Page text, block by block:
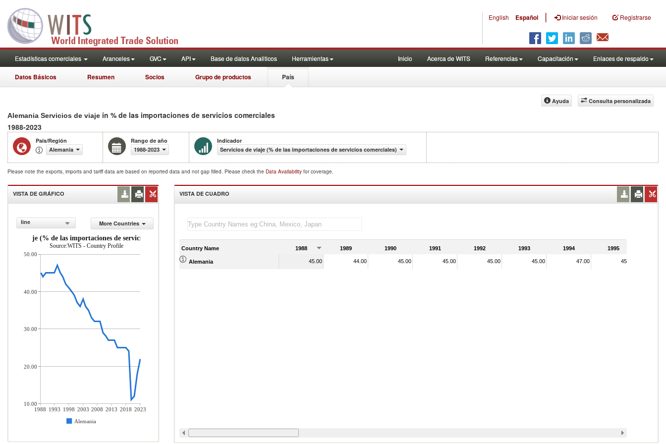
English Español | Iniciar sesión Registrarse
Estadísticas comerciales Aranceles GVC API Base de datos Analiticos Herramientas Inicio Acerca de WITS Referencias Capacitación Enlaces de respaldo
Datos Básicos Resumen Socios Grupo de productos País
Consulta personalizada
Ayuda
Alemania Servicios de viaje in % de las importaciones de servicios comerciales
1988-2023
País/Región
Alemania
Rango de año
1988-2023
Indicador
Servicios de viaje (% de las importaciones de servicios comerciales)
Please note the exports, imports and tariff data are based on reported data and not gap filled. Please check the Data Availability for coverage.
VISTA DE GRÁFICO
line
More Countries
de viaje (% de las importaciones de servicios comerciales)
Source:WITS - Country Profile
1988 1993 1998 2003 2008 2013 2018 2023
Alemania
50.00
40.00
30.00
20.00
10.00
VISTA DE CUADRO
Country Name 1988 1989 1990 1991 1992 1993 1994 1995
Alemania 45.00 44.00 45.00 45.00 45.00 45.00 47.00 45.00